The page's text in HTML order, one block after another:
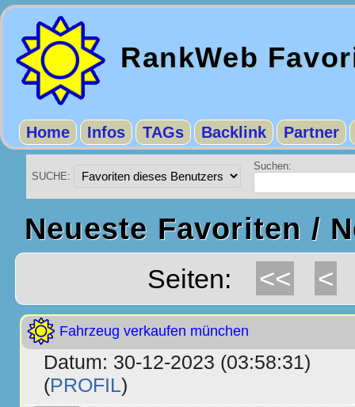
RankWeb
Home Infos TAGs Backlink Partner
SUCHE:
Suchen:
Neueste Favoriten /
Seiten: << <
Fahrzeug verkaufen münchen
Datum: 30-12-2023 (03:58:31)
(PROFIL)